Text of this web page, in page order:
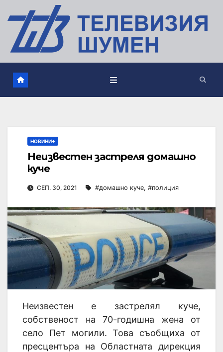
НОВИНИ+
Неизвестен застреля домашно
куче
СЕП. 30, 2021 #домашно куче, #полиция
Неизвестен е застрелял куче,
собственост на 70-годишна жена от
село Пет могили. Това съобщиха от
пресцентъра на Областната дирекция